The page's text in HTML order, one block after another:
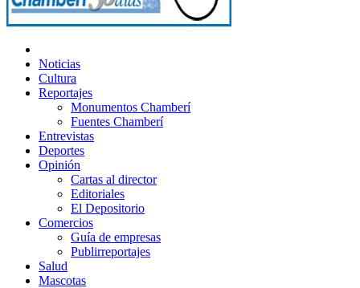
Noticias
Cultura
Reportajes
Monumentos Chamberí
Fuentes Chamberí
Entrevistas
Deportes
Opinión
Cartas al director
Editoriales
El Depositorio
Comercios
Guía de empresas
Publirreportajes
Salud
Mascotas